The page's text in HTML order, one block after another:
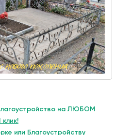
на ЛЮБОМ
или Благоустройству